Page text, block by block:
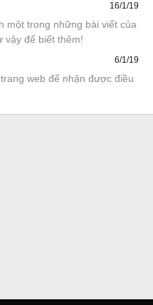
16/1/19
một trong những bài viết của
vậy để biết thêm!
6/1/19
web để nhận được điều